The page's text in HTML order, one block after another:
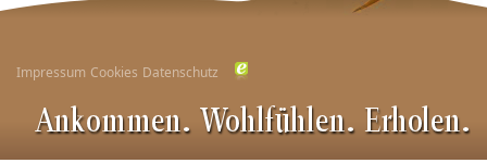
Impressum Cookies Datenschutz